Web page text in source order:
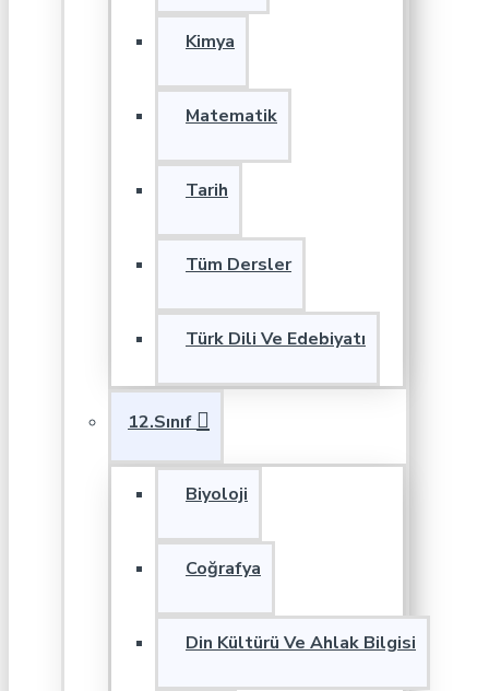
Kimya
Matematik
Tarih
Tüm Dersler
Türk Dili Ve Edebiyatı
12.Sınıf
Biyoloji
Coğrafya
Din Kültürü Ve Ahlak Bilgisi